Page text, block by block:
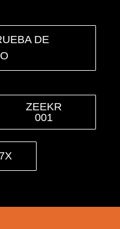
DE
ZEEKR
001